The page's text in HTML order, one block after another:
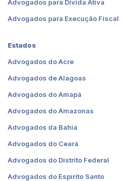
Advogados para Dívida Ativa
Advogados para Execução Fiscal
Estados
Advogados do Acre
Advogados de Alagoas
Advogados do Amapá
Advogados do Amazonas
Advogados da Bahia
Advogados do Ceará
Advogados do Distrito Federal
Advogados do Espírito Santo